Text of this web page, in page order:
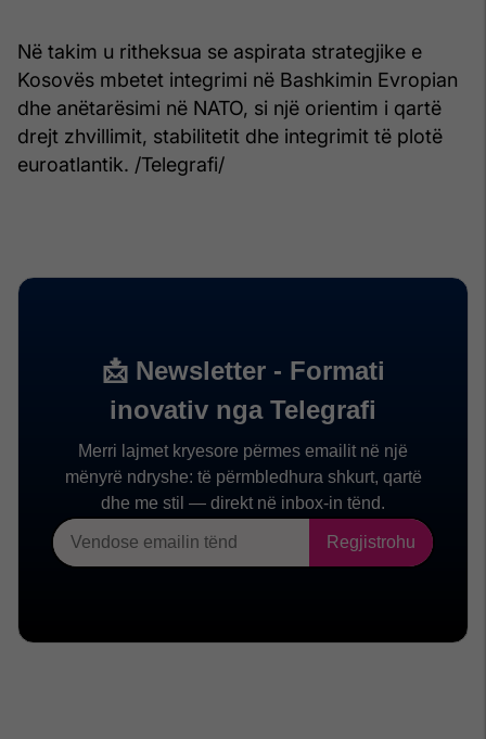
Në takim u ritheksua se aspirata strategjike e
Kosovës mbetet integrimi në Bashkimin Evropian
dhe anëtarësimi në NATO, si një orientim i qartë
drejt zhvillimit, stabilitetit dhe integrimit të plotë
euroatlantik. /Telegrafi/